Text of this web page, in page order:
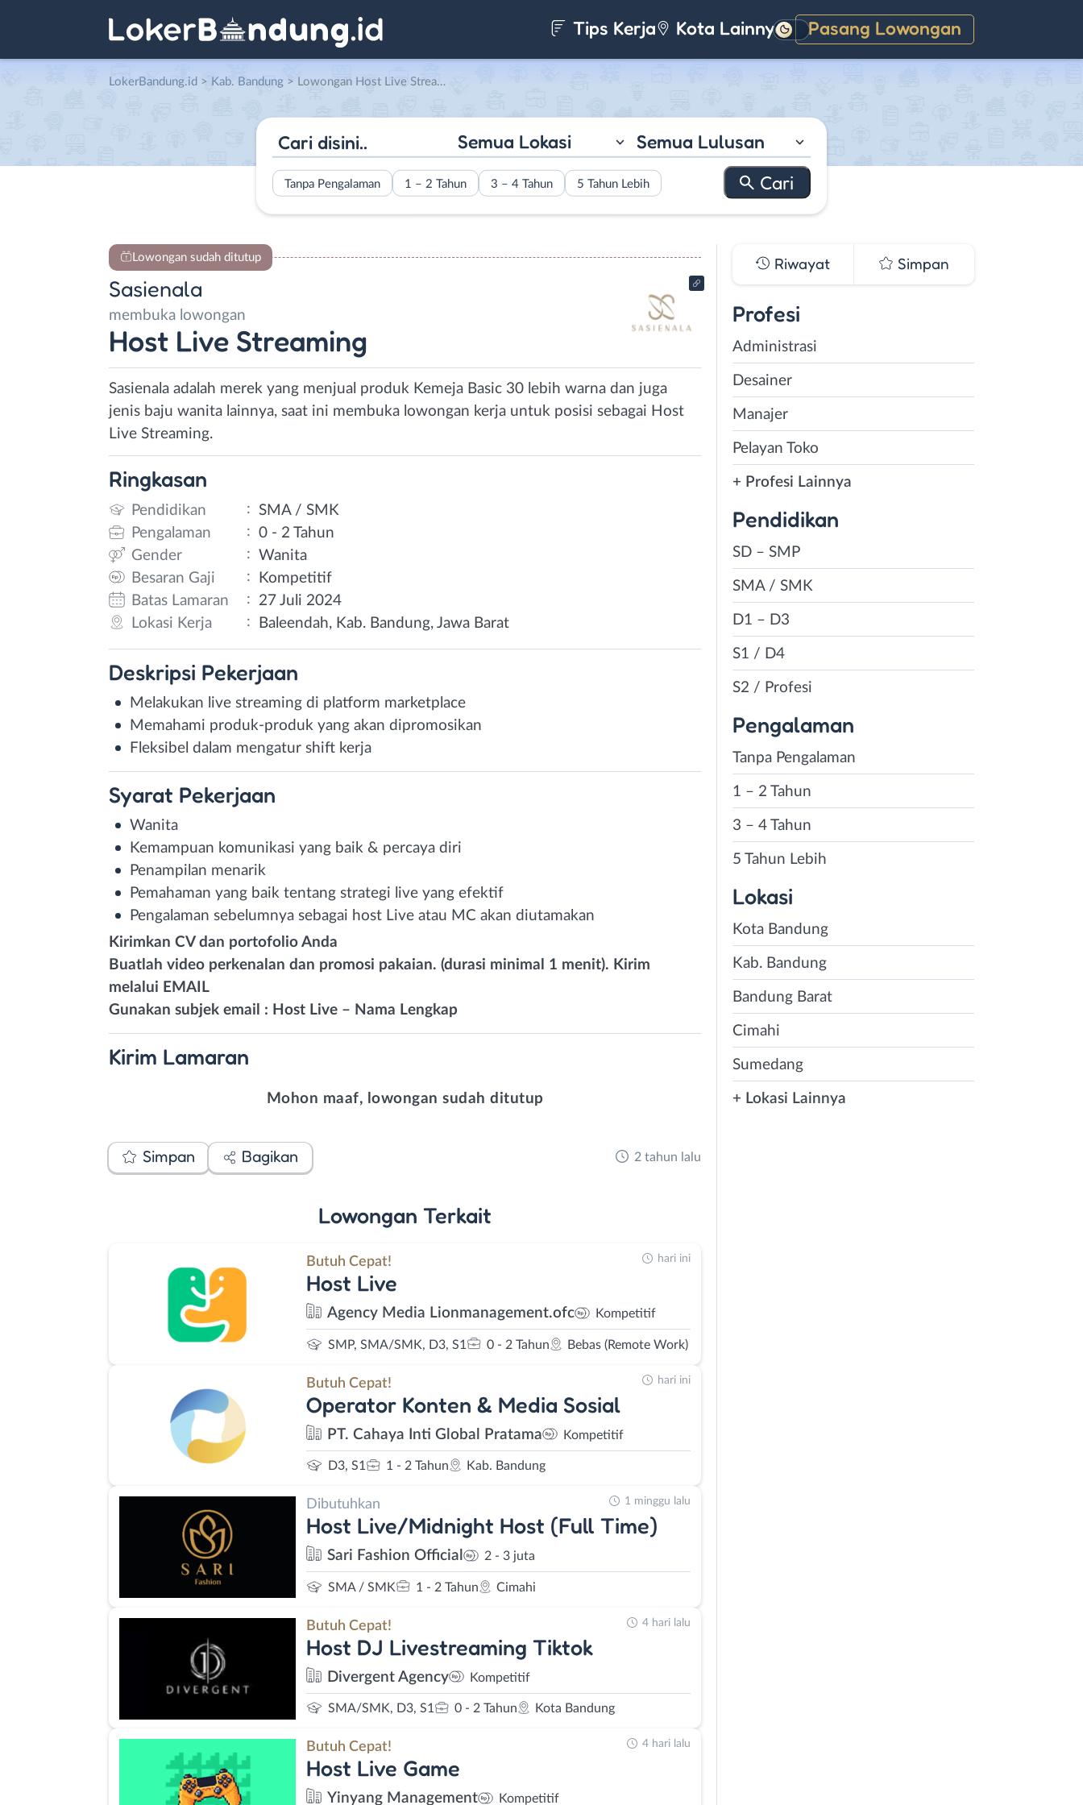
Tips Kerja Kota Lainnya Pasang Lowongan
Gelap
LokerBandung.id > Kab. Bandung > Lowongan Host Live Streaming di Sasienala
Semua Lokasi Semua Lulusan
Tanpa Pengalaman 1 – 2 Tahun 3 – 4 Tahun 5 Tahun Lebih
Lowongan sudah ditutup
Sasienala
membuka lowongan
Host Live Streaming
Sasienala adalah merek yang menjual produk Kemeja Basic 30 lebih warna dan juga
jenis baju wanita lainnya, saat ini membuka lowongan kerja untuk posisi sebagai Host
Live Streaming.
Ringkasan
Pendidikan : SMA / SMK
Pengalaman
: 0 - 2 Tahun
Gender
: Wanita
Besaran Gaji
:
Kompetitif
Batas Lamaran
:
27 Juli 2024
Lokasi Kerja
: Baleendah, Kab. Bandung, Jawa Barat
Deskripsi Pekerjaan
Melakukan live streaming di platform marketplace
Memahami produk-produk yang akan dipromosikan
Fleksibel dalam mengatur shift kerja
Syarat Pekerjaan
Wanita
Kemampuan komunikasi yang baik & percaya diri
Penampilan menarik
Pemahaman yang baik tentang strategi live yang efektif
Pengalaman sebelumnya sebagai host Live atau MC akan diutamakan
Kirimkan CV dan portofolio Anda
Buatlah video perkenalan dan promosi pakaian. (durasi minimal 1 menit). Kirim
melalui EMAIL
Gunakan subjek email : Host Live – Nama Lengkap
Kirim Lamaran
Mohon maaf, lowongan sudah ditutup
Simpan Bagikan 2 tahun lalu
Lowongan Terkait
Butuh Cepat!
Host Live
Agency Media Lionmanagement.ofc Kompetitif
SMP, SMA/SMK, D3, S1 0 - 2 Tahun Bebas (Remote Work)
hari ini
Butuh Cepat!
Operator Konten & Media Sosial
PT. Cahaya Inti Global Pratama Kompetitif
D3, S1 1 - 2 Tahun Kab. Bandung
hari ini
Dibutuhkan
Host Live/Midnight Host (Full Time)
Sari Fashion Official 2 - 3 juta
SMA / SMK 1 - 2 Tahun Cimahi
1 minggu lalu
Butuh Cepat!
Host DJ Livestreaming Tiktok
Divergent Agency Kompetitif
SMA/SMK, D3, S1 0 - 2 Tahun Kota Bandung
4 hari lalu
Butuh Cepat!
Host Live Game
Yinyang Management Kompetitif
4 hari lalu
Riwayat Simpan
Profesi
Administrasi
Desainer
Manajer
Pelayan Toko
+ Profesi Lainnya
Pendidikan
SD – SMP
SMA / SMK
D1 – D3
S1 / D4
S2 / Profesi
Pengalaman
Tanpa Pengalaman
1 – 2 Tahun
3 – 4 Tahun
5 Tahun Lebih
Lokasi
Kota Bandung
Kab. Bandung
Bandung Barat
Cimahi
Sumedang
+ Lokasi Lainnya